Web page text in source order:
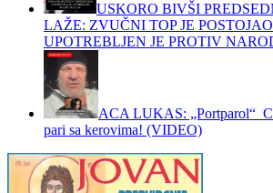
USKORO BIVŠI
LAŽE: ZVUČNI TOP JE
UPOTREBLJEN JE PROTIV
ACA LUKAS: „Portparol“
pari sa kerovima! (VIDEO)